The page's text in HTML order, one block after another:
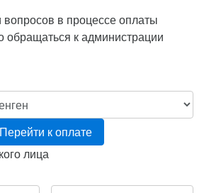
в процессе оплаты
обращаться к администрации
Перейти к оплате
лица